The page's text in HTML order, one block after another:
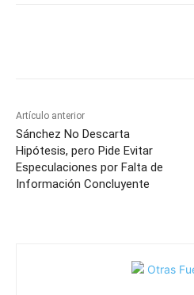
Artículo anterior
Sánchez No Descarta
Hipótesis, pero Pide Evitar
Especulaciones por Falta de
Información Concluyente